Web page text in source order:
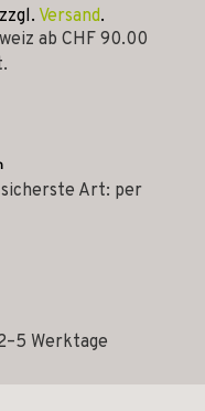
Versand.
ab CHF 90.00
sicherste Art: per
Werktage